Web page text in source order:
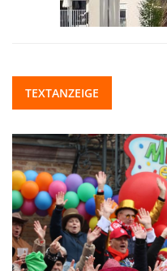
TEXTANZEIGE